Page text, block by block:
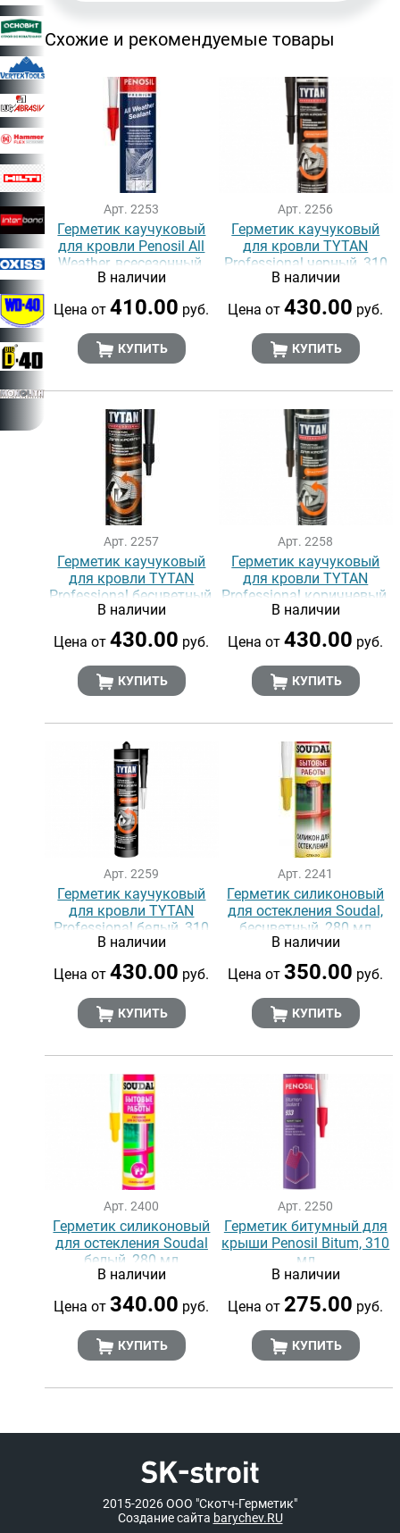
Схожие и рекомендуемые товары
Арт. 2253
Герметик каучуковый
для кровли Penosil All
Weather, всесезонный,
бесцветный, 280 мл
В наличии
Цена от410.00 руб.
КУПИТЬ
Арт. 2256
Герметик каучуковый
для кровли TYTAN
Professional черный, 310
мл
В наличии
Цена от430.00 руб.
КУПИТЬ
Арт. 2257
Герметик каучуковый
для кровли TYTAN
Professional бесцветный,
310 мл
В наличии
Цена от430.00 руб.
КУПИТЬ
Арт. 2258
Герметик каучуковый
для кровли TYTAN
Professional коричневый,
310 мл
В наличии
Цена от430.00 руб.
КУПИТЬ
Арт. 2259
Герметик каучуковый
для кровли TYTAN
Professional белый, 310
мл
В наличии
Цена от430.00 руб.
КУПИТЬ
Арт. 2241
Герметик cиликоновый
для остекления Soudal,
бесцветный, 280 мл
В наличии
Цена от350.00 руб.
КУПИТЬ
Арт. 2400
Герметик cиликоновый
для остекления Soudal
белый, 280 мл
В наличии
Цена от340.00 руб.
КУПИТЬ
Арт. 2250
Герметик битумный для
крыши Penosil Bitum, 310
мл
В наличии
Цена от 275.00 руб.
КУПИТЬ
2015-2026ООО "Скотч-Герметик"
Создание сайта barychev.RU